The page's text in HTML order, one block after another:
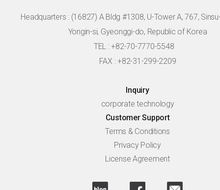
Headquarters : (16827) A Bldg #1308, U-Tower A, 767,
Yongin-si, Gyeonggi-do, Republic of Korea
TEL : +82-70-7770-5548
FAX : +82-31-299-2209
Inquiry
corporate technology
Customer Support
Terms & Conditions
Privacy Policy
License Agreement